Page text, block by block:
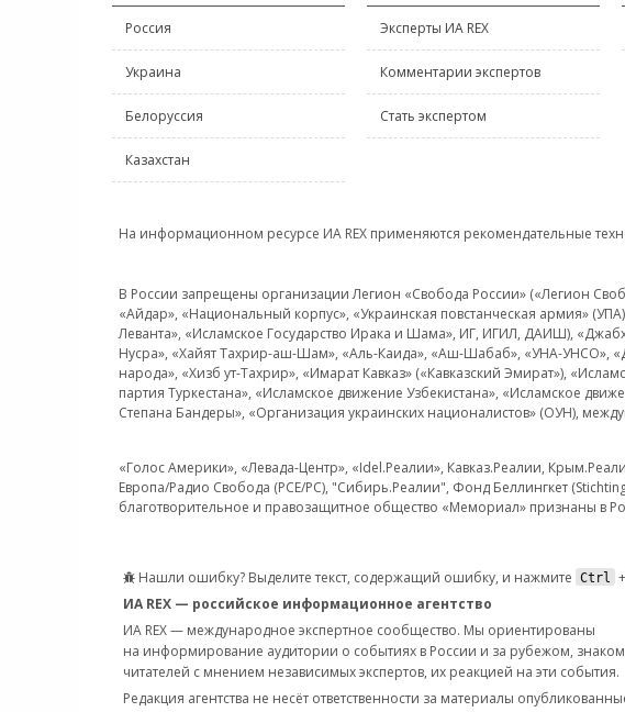
Россия
Украина
Белоруссия
Казахстан
Эксперты ИА REX
Комментарии экспертов
Стать экспертом
На информационном ресурсе ИА REX применяются рекомендательные
В России запрещены организации Легион «Свобода России» («Легион
«Айдар», «Национальный корпус», «Украинская повстанческая армия»
Леванта», «Исламское Государство Ирака и Шама», ИГ, ИГИЛ, ДАИШ),
Нусра», «Хайят Тахрир-аш-Шам», «Аль-Каида», «Аш-Шабаб», «УНА-УНСО»,
народа», «Хизб ут-Тахрир», «Имарат Кавказ» («Кавказский Эмират»),
партия Туркестана», «Исламское движение Узбекистана», «Исламское
Степана Бандеры», «Организация украинских националистов» (ОУН),
«Голос Америки», «Левада-Центр», «Idel.Реалии», Кавказ.Реалии,
Европа/Радио Свобода (PCE/PC), "Сибирь.Реалии", Фонд Беллингкет
благотворительное и правозащитное общество «Мемориал» признаны в
Нашли ошибку? Выделите текст, содержащий ошибку, и нажмите Ctrl +
ИА REX — российское информационное агентство
ИА REX — международное экспертное сообщество. Мы ориентированы
на информирование аудитории о событиях в России и за рубежом,
читателей с мнением независимых экспертов, их реакцией на эти события.
Редакция агентства не несёт ответственности за материалы